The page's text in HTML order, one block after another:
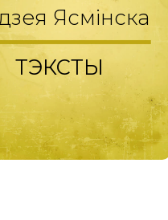
Ясмінска
ТЭКСТЫ